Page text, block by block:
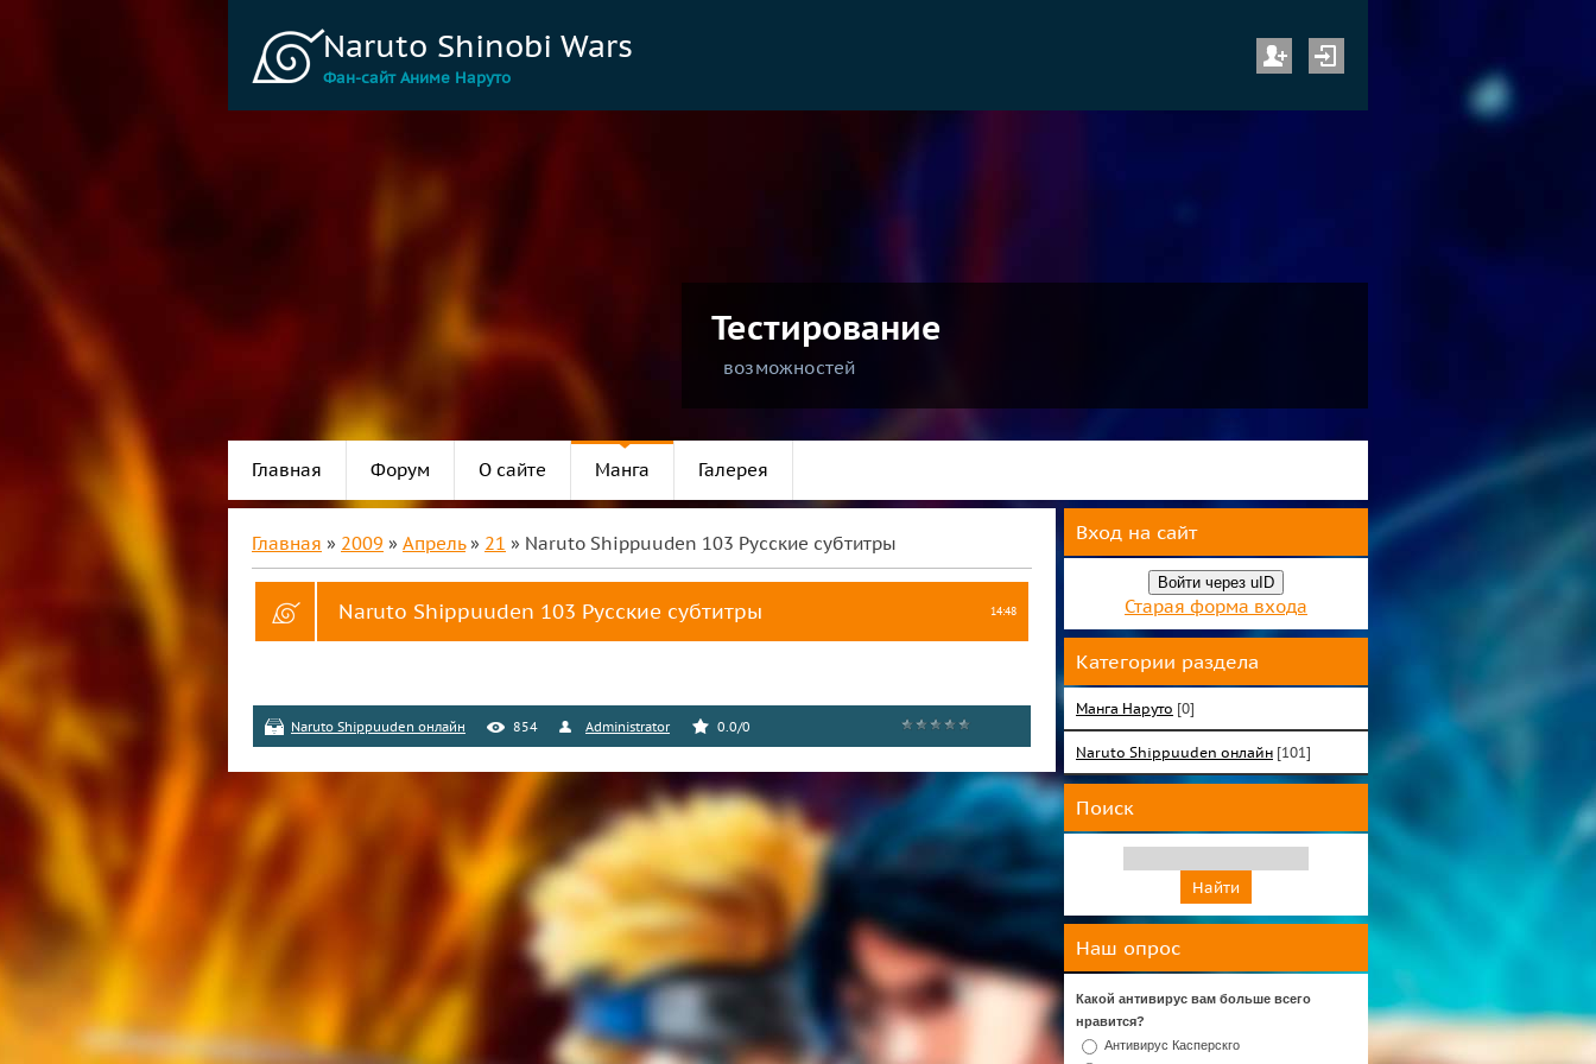
Naruto Shinobi Wars
Фан-сайт Аниме Наруто
Тестирование
возможностей
Главная Форум О сайте Манга Галерея
Главная » 2009 » Апрель » 21 » Naruto Shippuuden 103 Русские субтитры
14:48
Naruto Shippuuden 103 Русские субтитры
Naruto Shippuuden онлайн 854 Administrator 0.0/0
Вход на сайт
Войти через uID
Старая форма входа
Категории раздела
Манга Наруто [0]
Naruto Shippuuden онлайн [101]
Поиск
Наш опрос
Какой антивирус вам больше всего
нравится?
Антивирус Касперскго